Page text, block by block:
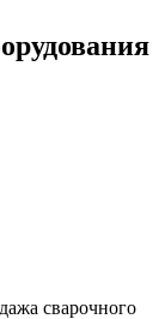
сварочного